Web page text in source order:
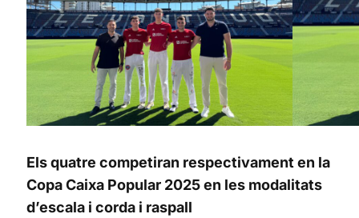
Els quatre competiran respectivament en la
Copa Caixa Popular 2025 en les modalitats
d’escala i corda i raspall